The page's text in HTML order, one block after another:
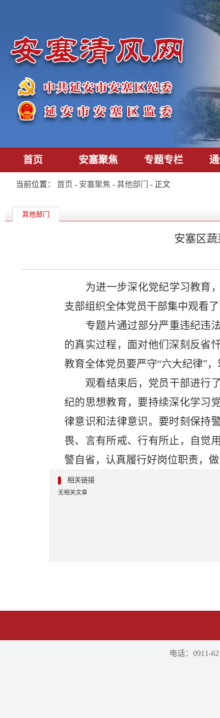
首页 安塞聚焦 专题专栏
当前位置： 首页 - 安塞聚焦 - 其他部门 - 正文
其他部门
安塞区
为进一步深化党纪学习教育
支部组织全体党员干部集中观看
专题片通过部分严重违纪违
的真实过程，面对他们深刻反省
教育全体党员要严守“六大纪律”
观看结束后，党员干部进行
纪的思想教育，要持续深化学习
律意识和法律意识。要时刻保持
畏、言有所戒、行有所止，自觉
警自省，认真履行好岗位职责，
相关链接
无相关文章
电话：0911-